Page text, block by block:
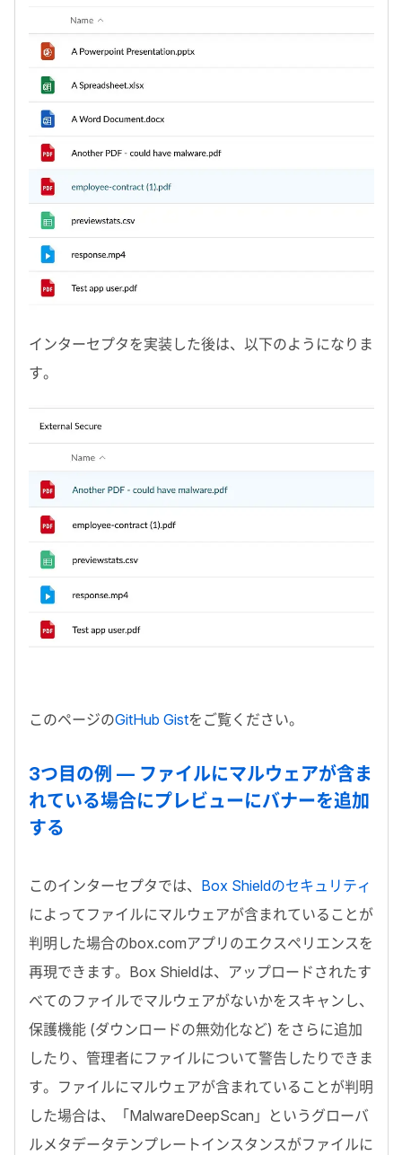
インターセプタを実装した後は、以下のようになりま
す。
このページのGitHub Gistをご覧ください。
3つ目の例 — ファイルにマルウェアが含ま
れている場合にプレビューにバナーを追加
する
このインターセプタでは、 Box Shieldのセキュリティ
によってファイルにマルウェアが含まれていることが
判明した場合のbox.comアプリのエクスペリエンスを
再現できます。 Box Shieldは、アップロードされたす
べてのファイルでマルウェアがないかをスキャンし、
保護機能 (ダウンロードの無効化など) をさらに追加
したり、管理者にファイルについて警告したりできま
す。ファイルにマルウェアが含まれていることが判明
した場合は、「MalwareDeepScan 」というグローバ
ルメタデータテンプレートインスタンスがファイルに